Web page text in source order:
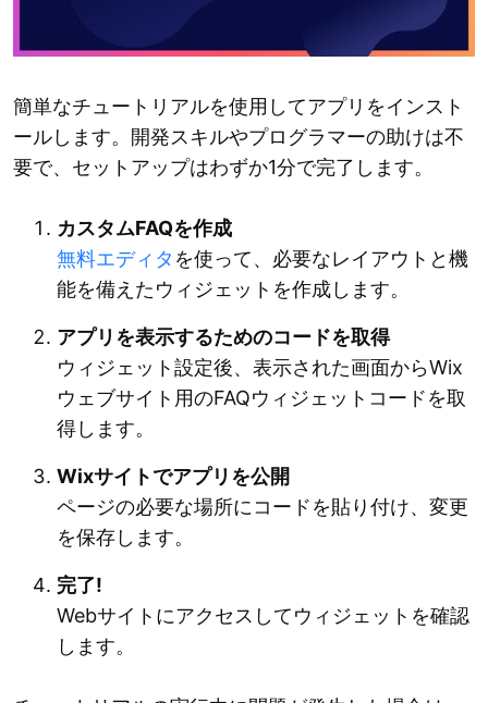
簡単なチュートリアルを使用してアプリをインスト
ールします。開発スキルやプログラマーの助けは不
要で、セットアップはわずか1分で完了します。
カスタムFAQを作成
無料エディタ を使って、必要なレイアウトと機
能を備えたウィジェットを作成します。
アプリを表示するためのコードを取得
ウィジェット設定後、表示された画面からWix
ウェブサイト用のFAQウィジェットコードを取
得します。
Wixサイトでアプリを公開
ページの必要な場所にコードを貼り付け、変更
を保存します。
完了!
Webサイトにアクセスしてウィジェットを確認
します。